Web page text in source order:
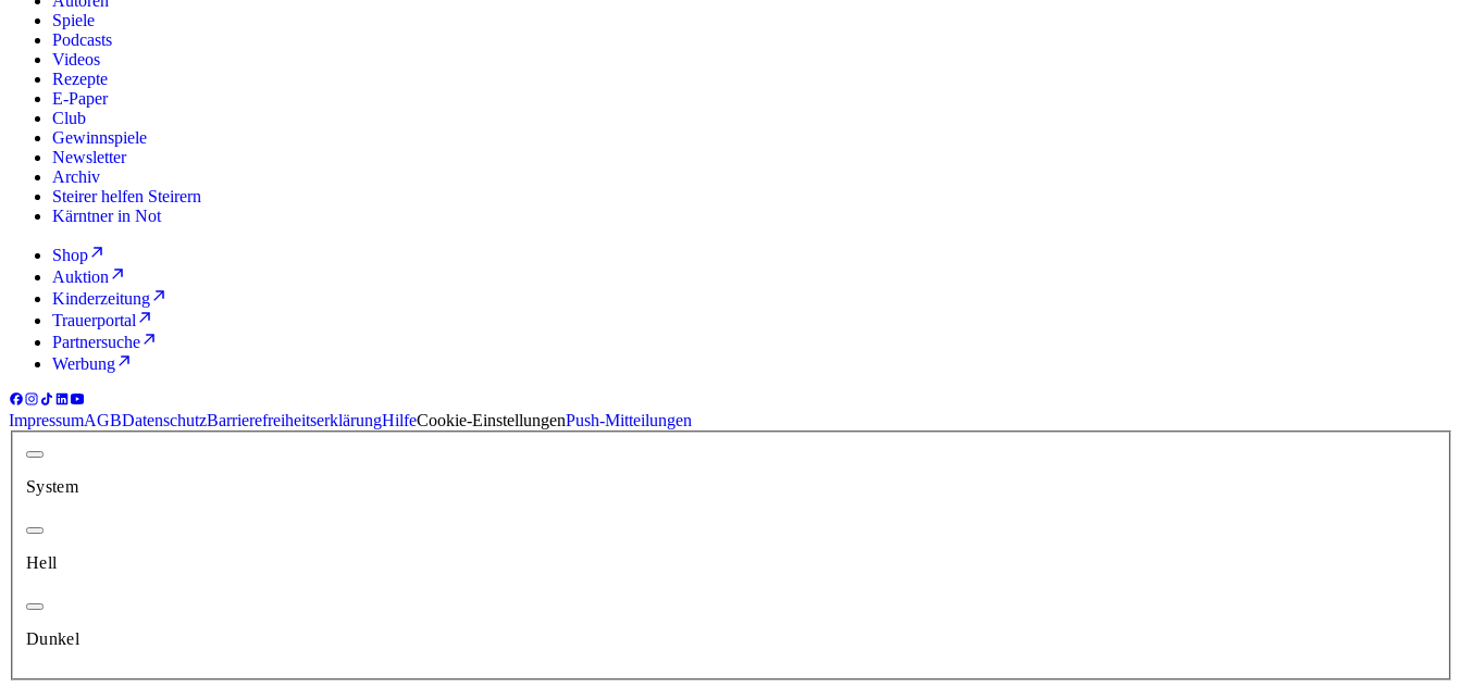
Spiele
Podcasts
Videos
Rezepte
E-Paper
Club
Gewinnspiele
Newsletter
Archiv
Steirer helfen Steirern
Kärntner in Not
Shop
Auktion
Kinderzeitung
Trauerportal
Partnersuche
Werbung
ImpressumAGBDatenschutzBarrierefreiheitserklärungHilfeCookie-EinstellungenPush-Mitteilungen
System
Hell
Dunkel